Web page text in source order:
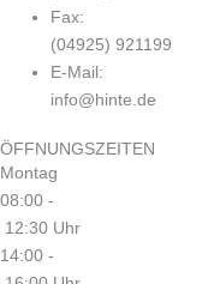
Fax:
(04925) 921199
E-Mail:
info@hinte.de
ÖFFNUNGSZEITEN
Montag
08:00 -
12:30 Uhr
14:00 -